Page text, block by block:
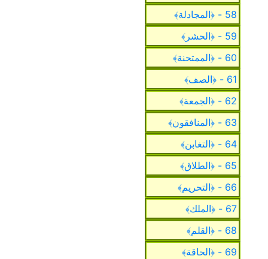
58 - ﴿المجادلة﴾
59 - ﴿الحشر﴾
60 - ﴿الممتحنة﴾
61 - ﴿الصف﴾
62 - ﴿الجمعة﴾
63 - ﴿المنافقون﴾
64 - ﴿التغابن﴾
65 - ﴿الطلاق﴾
66 - ﴿التحريم﴾
67 - ﴿الملك﴾
68 - ﴿القلم﴾
69 - ﴿الحاقة﴾